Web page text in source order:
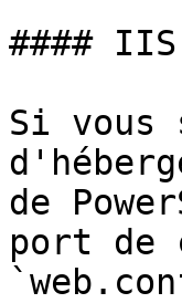
#### IIS
Si vous
de
port de